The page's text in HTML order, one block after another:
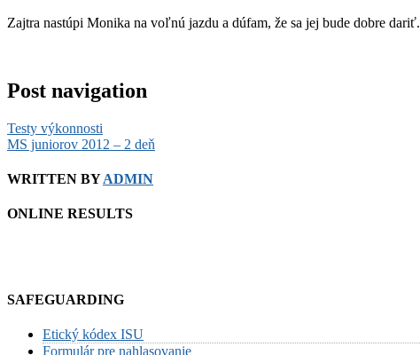
Zajtra nastúpi Monika na voľnú jazdu a dúfam, že sa jej bude dobre dariť.
Post navigation
Testy výkonnosti
MS juniorov 2012 – 2 deň
WRITTEN BYADMIN
ONLINE RESULTS
SAFEGUARDING
Etický kódex ISU
Formulár pre nahlasovanie